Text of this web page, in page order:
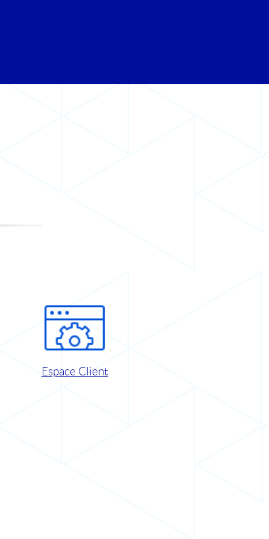
Espace Client